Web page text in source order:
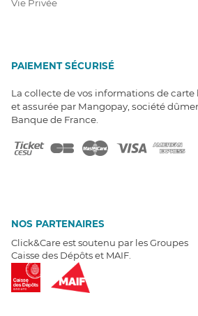
Vie Privée
PAIEMENT SÉCURISÉ
La collecte de vos informations de
et assurée par Mangopay, société
Banque de France.
NOS PARTENAIRES
Click&Care est soutenu par les Groupes
Caisse des Dépôts et MAIF.